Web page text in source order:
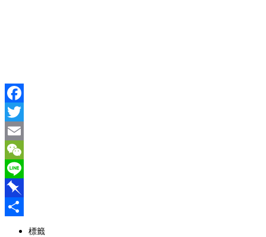
Facebook
Twitter
Email
WeChat
Line
Pinboard
標籤